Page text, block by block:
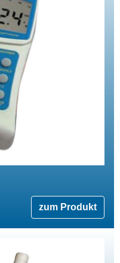
zum Produkt